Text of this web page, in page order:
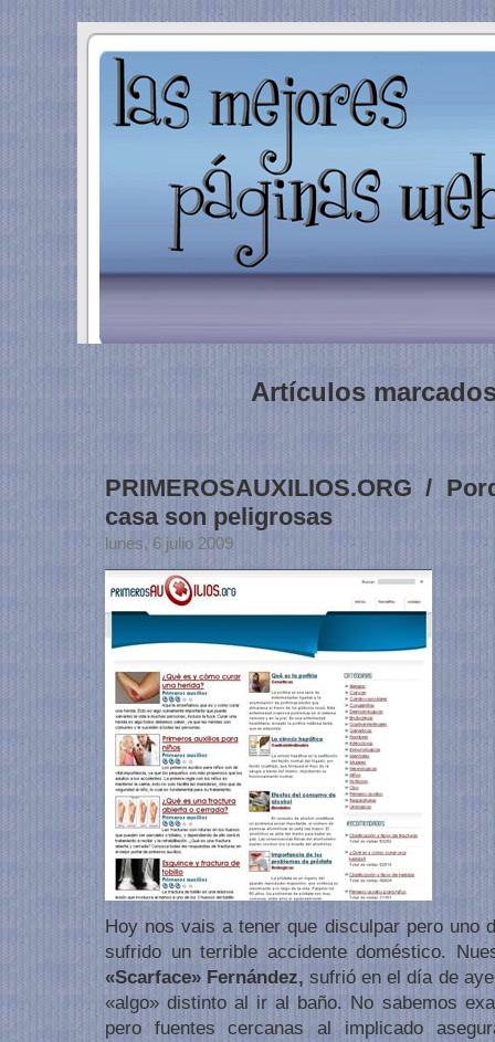
Artículos marcados
PRIMEROSAUXILIOS.ORG /
casa son peligrosas
lunes, 6 julio 2009
Hoy nos vais a tener que disculpar pero uno
sufrido un terrible accidente doméstico.
«Scarface» Fernández,sufrió en el día de
«algo» distinto al ir al baño. No sabemos
pero fuentes cercanas al implicado